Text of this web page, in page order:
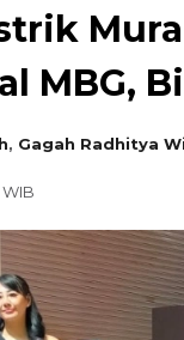
MBG,
, Gagah Radhitya
WIB